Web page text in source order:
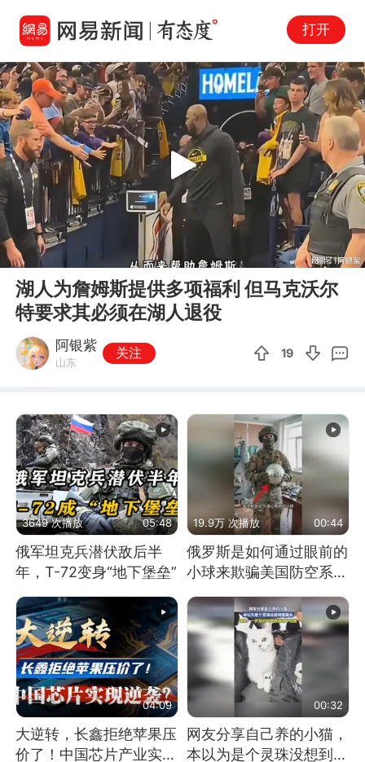
打开
00:00 00:46
Play
湖人为詹姆斯提供多项福利 但马克沃尔
特要求其必须在湖人退役
阿银紫
山东
关注 19
3649 次播放 05:48
俄军坦克兵潜伏敌后半
年，T-72变身“地下堡垒”
19.9万 次播放 00:44
俄罗斯是如何通过眼前的
小球来欺骗美国防空系统
的
04:09
大逆转，长鑫拒绝苹果压
价了！中国芯片产业实现
00:32
网友分享自己养的小猫，
本以为是个灵珠没想到是